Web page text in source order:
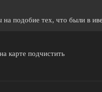
на подобие тех, что были в
карте подчистить